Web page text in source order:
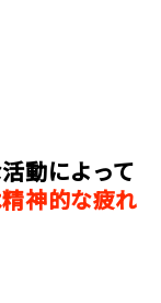
動によって
神的な疲れ